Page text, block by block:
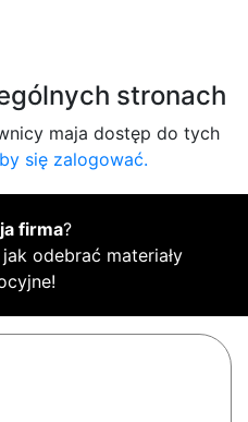
stronach
maja dostęp do tych
się zalogować.
firma?
odebrać materiały